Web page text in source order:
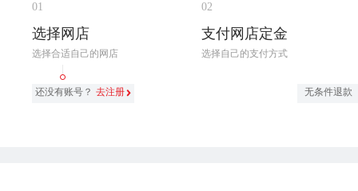
01
选择网店
选择合适自己的网店
还没有账号？ 去注册
02
支付网店定金
选择自己的支付方式
无条件退款